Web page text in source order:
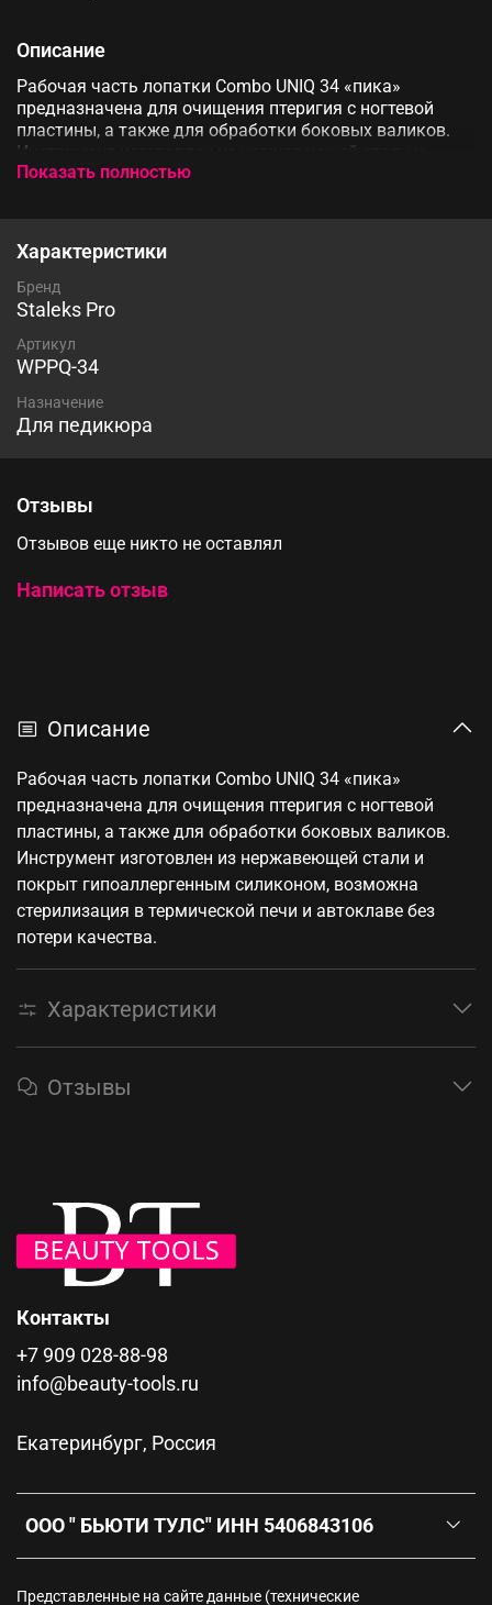
Описание
Рабочая часть лопатки Combo UNIQ 34 «пика»
предназначена для очищения птеригия с ногтевой
пластины, а также для обработки боковых валиков.
Инструмент изготовлен из нержавеющей стали и
покрыт гипоаллергенным силиконом, возможна
Показать полностью
Характеристики
Бренд
Staleks Pro
Артикул
WPPQ-34
Назначение
Для педикюра
Отзывы
Отзывов еще никто не оставлял
Написать отзыв
Описание
Рабочая часть лопатки Combo UNIQ 34 «пика»
предназначена для очищения птеригия с ногтевой
пластины, а также для обработки боковых валиков.
Инструмент изготовлен из нержавеющей стали и
покрыт гипоаллергенным силиконом, возможна
стерилизация в термической печи и автоклаве без
потери качества.
Характеристики
Отзывы
ООО " БЬЮТИ ТУЛС" ИНН 5406843106
Контакты
+7 909 028-88-98
info@beauty-tools.ru
Екатеринбург, Россия
Представленные на сайте данные (технические